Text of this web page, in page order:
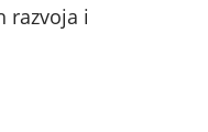
razvoja i